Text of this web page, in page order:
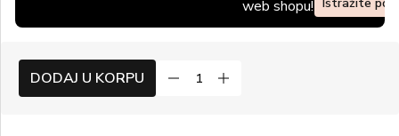
web shopu!
DODAJ U KORPU